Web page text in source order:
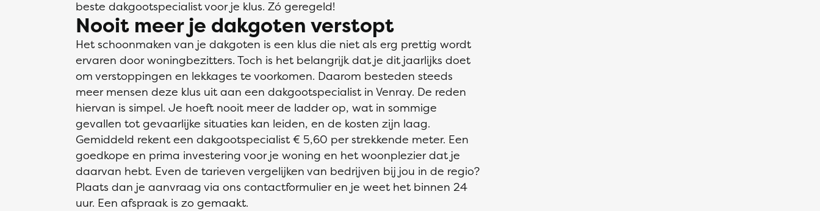
beste dakgootspecialist voor je klus. Zó geregeld!
Nooit meer je dakgoten verstopt
Het schoonmaken van je dakgoten is een klus die niet als erg prettig wordt
ervaren door woningbezitters. Toch is het belangrijk dat je dit jaarlijks doet
om verstoppingen en lekkages te voorkomen. Daarom besteden steeds
meer mensen deze klus uit aan een dakgootspecialist in Venray. De reden
hiervan is simpel. Je hoeft nooit meer de ladder op, wat in sommige
gevallen tot gevaarlijke situaties kan leiden, en de kosten zijn laag.
Gemiddeld rekent een dakgootspecialist € 5,60 per strekkende meter. Een
goedkope en prima investering voor je woning en het woonplezier dat je
daarvan hebt. Even de tarieven vergelijken van bedrijven bij jou in de regio?
Plaats dan je aanvraag via ons contactformulier en je weet het binnen 24
uur. Een afspraak is zo gemaakt.